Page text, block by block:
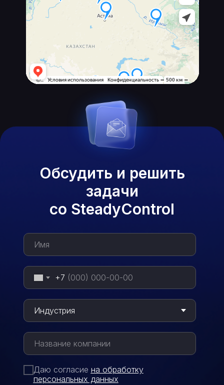
+7
Даю согласие на обработку
персональных данных
Обсудить и решить
задачи
со SteadyControl